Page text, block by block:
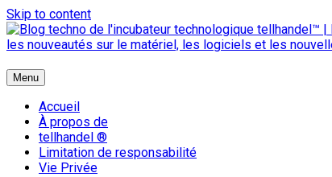
Skip to content
{ + }
blog technologique du hub | migration GNU Linux
Menu
Accueil
À propos de
tellhandel ®
Limitation de responsabilité
Vie Privée